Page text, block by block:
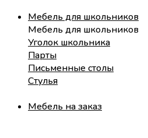
Мебель для школьников
Мебель для школьников
Уголок школьника
Парты
Письменные столы
Стулья
Мебель на заказ